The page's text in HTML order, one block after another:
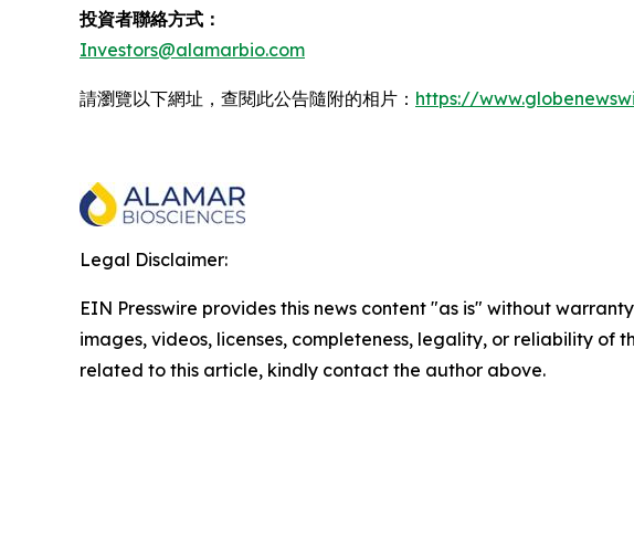
投資者聯絡方式：
Investors@alamarbio.com
請瀏覽以下網址，查閱此公告隨附的相片： https://
Legal Disclaimer:
EIN Presswire provides this news content "as is" without
images, videos, licenses, completeness, legality, or reliability
related to this article, kindly contact the author above.